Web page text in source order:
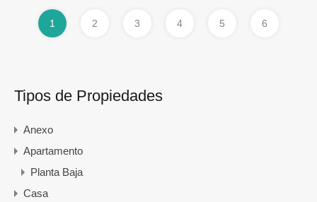
1 2 3 4 5 6
Tipos de Propiedades
Anexo
Apartamento
Planta Baja
Casa